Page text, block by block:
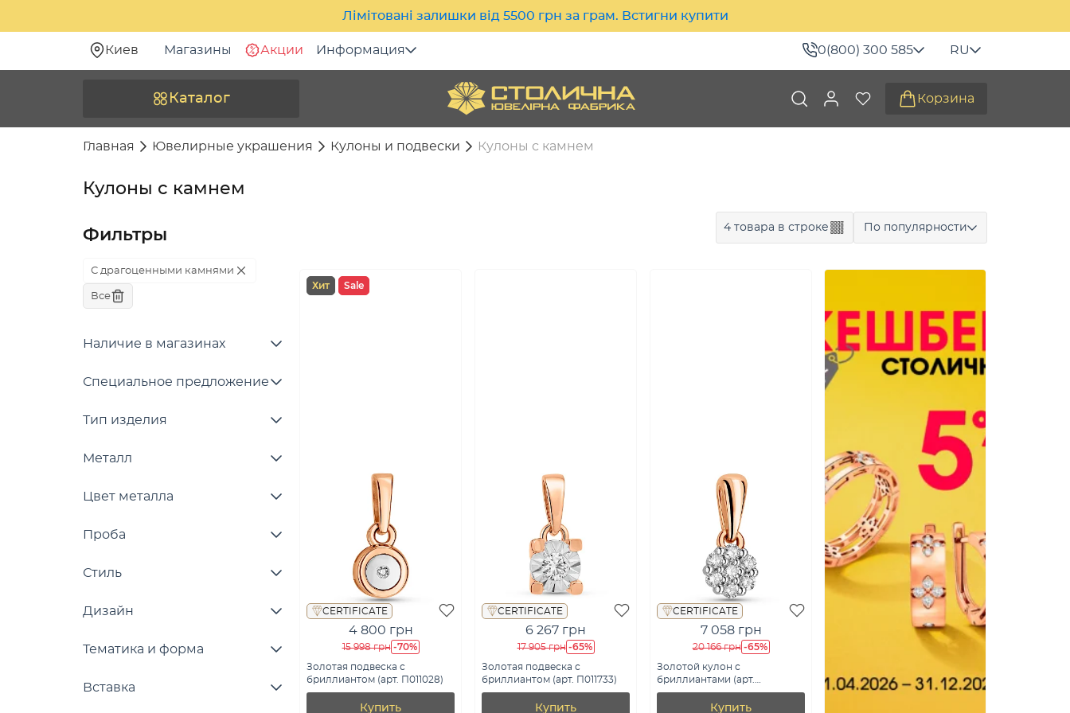
Лімітовані залишки від 5500 грн за грам. Встигни купити
Киев Магазины Акции Информация 0(800) 300 585 RU
Каталог Корзина
Главная Ювелирные украшения Кулоны и подвески Кулоны с камнем
Кулоны с камнем
Фильтры
С драгоценными камнями
Все
Наличие в магазинах
Специальное предложение
Тип изделия
Металл
Цвет металла
Проба
Стиль
Дизайн
Тематика и форма
Вставка
4 товара в строке По популярности
Хит Sale
CERTIFICATE
4 800 грн
15 998 грн -70%
Золотая подвеска с
бриллиантом (арт. П011028)
Купить
CERTIFICATE
6 267 грн
17 905 грн -65%
Золотая подвеска с
бриллиантом (арт. П011733)
Купить
CERTIFICATE
7 058 грн
20 166 грн -65%
Золотой кулон с
бриллиантами (арт.
П011017005)
Купить